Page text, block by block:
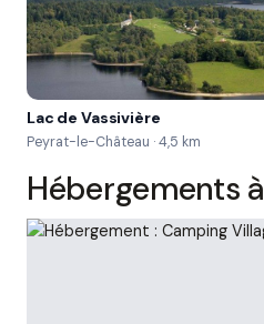
Lac de Vassivière
Peyrat-le-Château · 4,5 km
Hébergements